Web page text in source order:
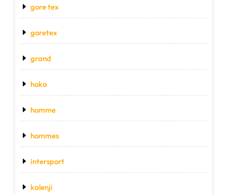
gore tex
goretex
grand
hoka
homme
hommes
intersport
kalenji